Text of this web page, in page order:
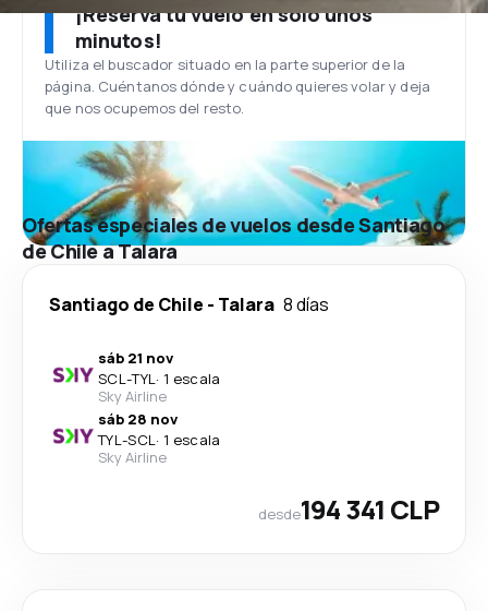
¡Reserva tu vuelo en solo unos
minutos!
Utiliza el buscador situado en la parte superior de la
página. Cuéntanos dónde y cuándo quieres volar y deja
que nos ocupemos del resto.
Ofertas especiales de vuelos desde Santiago
de Chile a Talara
Santiago de Chile - Talara 8 días
sáb 21 nov
SCL-TYL· 1 escala
Sky Airline
sáb 28 nov
TYL-SCL· 1 escala
Sky Airline
desde194 341 CLP